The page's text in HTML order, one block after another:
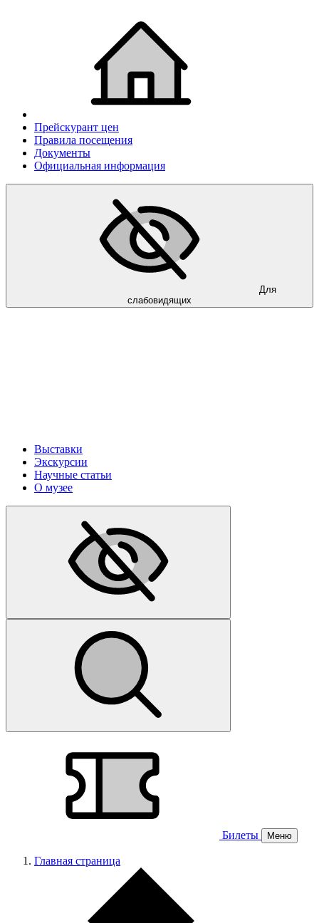
Прейскурант цен
Правила посещения
Документы
Официальная информация
Для
слабовидящих
Выставки
Экскурсии
Научные статьи
О музее
Билеты Меню
Главная страница